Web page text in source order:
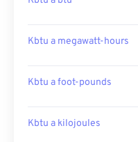
Kbtu a megawatt-hours
Kbtu a foot-pounds
Kbtu a kilojoules